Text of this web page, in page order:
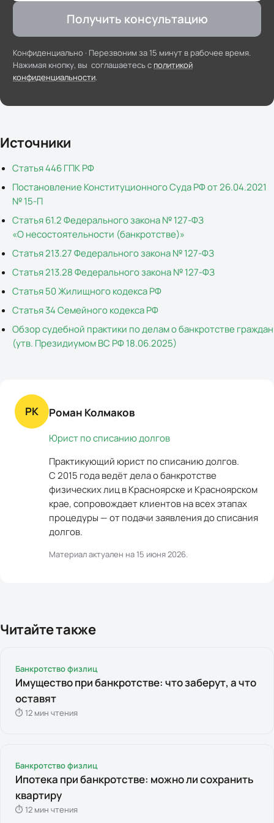
Получить консультацию
Конфиденциально · Перезвоним за 15 минут в рабочее время.
Нажимая кнопку, вы соглашаетесь с политикой
конфиденциальности.
Источники
Статья 446 ГПК РФ
Постановление Конституционного Суда РФ от 26.04.2021
№ 15-П
Статья 61.2 Федерального закона № 127-ФЗ
«О несостоятельности (банкротстве)»
Статья 213.27 Федерального закона № 127-ФЗ
Статья 213.28 Федерального закона № 127-ФЗ
Статья 50 Жилищного кодекса РФ
Статья 34 Семейного кодекса РФ
Обзор судебной практики по делам о банкротстве граждан
(утв. Президиумом ВС РФ 18.06.2025)
РК Роман Колмаков
Юрист по списанию долгов
Практикующий юрист по списанию долгов.
С 2015 года ведёт дела о банкротстве
физических лиц в Красноярске и Красноярском
крае, сопровождает клиентов на всех этапах
процедуры — от подачи заявления до списания
долгов.
Материал актуален на 15 июня 2026.
Читайте также
Банкротство физлиц
Имущество при банкротстве: что заберут, а что
оставят
⏱ 12 мин чтения
Банкротство физлиц
Ипотека при банкротстве: можно ли сохранить
квартиру
⏱ 12 мин чтения